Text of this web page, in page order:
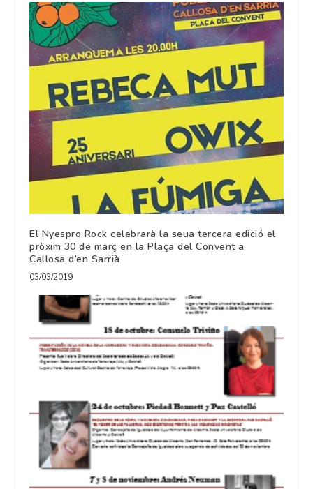
El Nyespro Rock celebrarà la seua tercera edició el
pròxim 30 de març en la Plaça del Convent a
Callosa d’en Sarrià
03/03/2019